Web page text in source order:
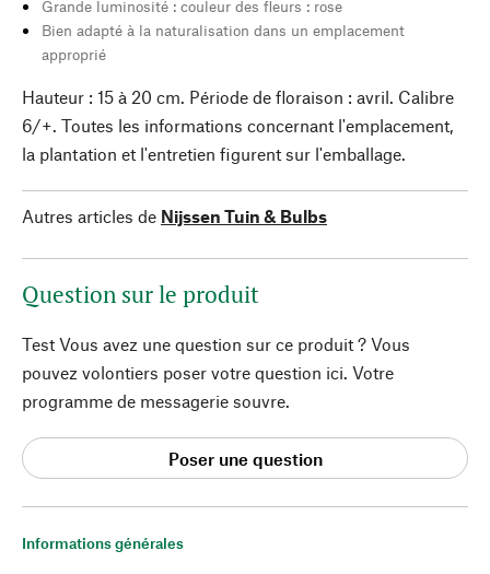
Informations générales
Grande luminosité : couleur des fleurs : rose
Bien adapté à la naturalisation dans un emplacement
approprié
Hauteur : 15 à 20 cm. Période de floraison : avril. Calibre
6/+. Toutes les informations concernant l'emplacement,
la plantation et l'entretien figurent sur l'emballage.
Autres articles de Nijssen Tuin & Bulbs
Question sur le produit
Test Vous avez une question sur ce produit ? Vous
pouvez volontiers poser votre question ici. Votre
programme de messagerie souvre.
Poser une question